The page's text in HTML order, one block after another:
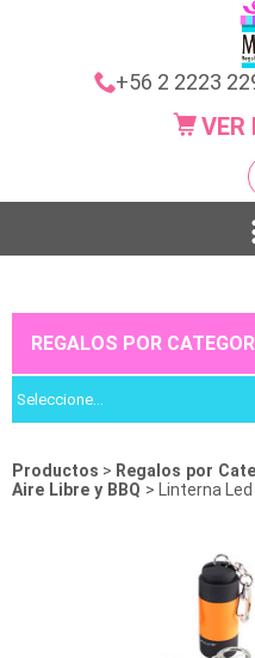
+56 2 2223
VER
REGALOS POR
Productos > Regalos por
Aire Libre y BBQ > Linterna